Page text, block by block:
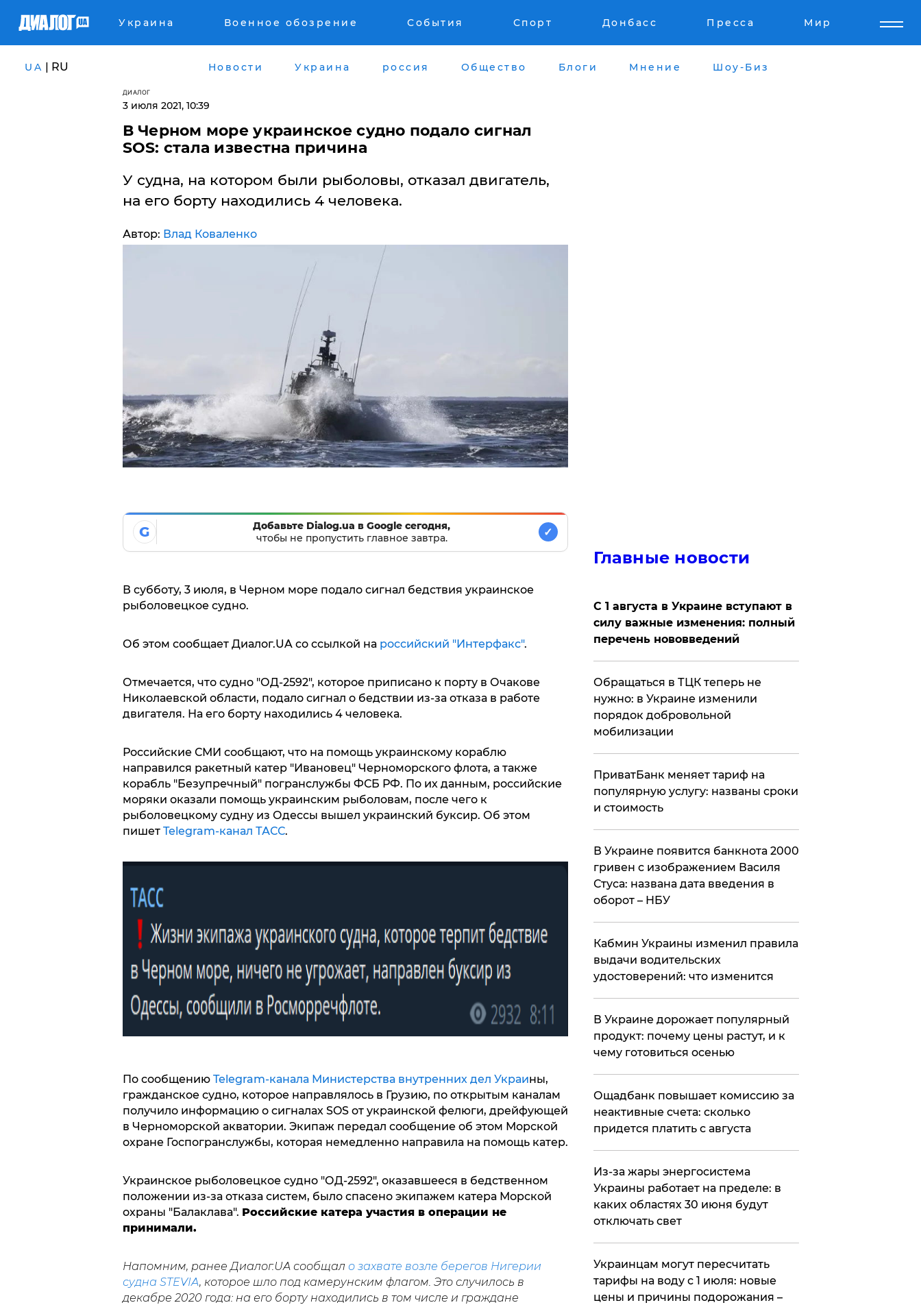
Украина Военное обозрение События Спорт Донбасс Пресса Мир
UA | RU Новости Украина россия Общество Блоги Мнение Шоу-Биз
ДИАЛОГ
3 июля 2021, 10:39
В Черном море украинское судно подало сигнал
SOS: стала известна причина
У судна, на котором были рыболовы, отказал двигатель,
на его борту находились 4 человека.
Автор: Влад Коваленко
G
Добавьте Dialog.ua в Google сегодня,
чтобы не пропустить главное завтра.
✓
В субботу, 3 июля, в Черном море подало сигнал бедствия украинское
рыболовецкое судно.
Об этом сообщает Диалог.UA со ссылкой на российский "Интерфакс".
Отмечается, что судно "ОД-2592", которое приписано к порту в Очакове
Николаевской области, подало сигнал о бедствии из-за отказа в работе
двигателя. На его борту находились 4 человека.
Российские СМИ сообщают, что на помощь украинскому кораблю
направился ракетный катер "Ивановец" Черноморского флота, а также
корабль "Безупречный" погранслужбы ФСБ РФ. По их данным, российские
моряки оказали помощь украинским рыболовам, после чего к
рыболовецкому судну из Одессы вышел украинский буксир. Об этом
пишет Telegram-канал ТАСС.
По сообщению Telegram-канала Министерства внутренних дел Украины,
гражданское судно, которое направлялось в Грузию, по открытым каналам
получило информацию о сигналах SOS от украинской фелюги, дрейфующей
в Черноморской акватории. Экипаж передал сообщение об этом Морской
охране Госпогранслужбы, которая немедленно направила на помощь катер.
Украинское рыболовецкое судно "ОД-2592", оказавшееся в бедственном
положении из-за отказа систем, было спасено экипажем катера Морской
охраны "Балаклава". Российские катера участия в операции не
принимали.
Напомним, ранее Диалог.UA сообщал о захвате возле берегов Нигерии
судна STEVIA, которое шло под камерунским флагом. Это случилось в
декабре 2020 года: на его борту находились в том числе и граждане
Главные новости
С 1 августа в Украине вступают в
силу важные изменения: полный
перечень нововведений
Обращаться в ТЦК теперь не
нужно: в Украине изменили
порядок добровольной
мобилизации
ПриватБанк меняет тариф на
популярную услугу: названы сроки
и стоимость
В Украине появится банкнота 2000
гривен с изображением Василя
Стуса: названа дата введения в
оборот – НБУ
Кабмин Украины изменил правила
выдачи водительских
удостоверений: что изменится
В Украине дорожает популярный
продукт: почему цены растут, и к
чему готовиться осенью
​Ощадбанк повышает комиссию за
неактивные счета: сколько
придется платить с августа
Из-за жары энергосистема
Украины работает на пределе: в
каких областях 30 июня будут
отключать свет
Украинцам могут пересчитать
тарифы на воду с 1 июля: новые
цены и причины подорожания –